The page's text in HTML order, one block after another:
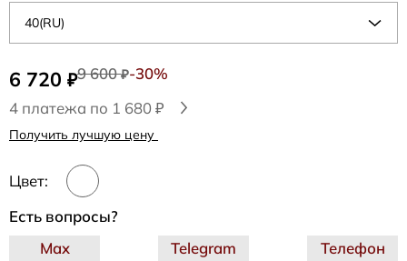
6 720 ₽9 600₽-30%
4 платежа по 1 680 ₽
Получить лучшую цену
Цвет:
40(RU)
Есть вопросы?
Telegram
Max Телефон